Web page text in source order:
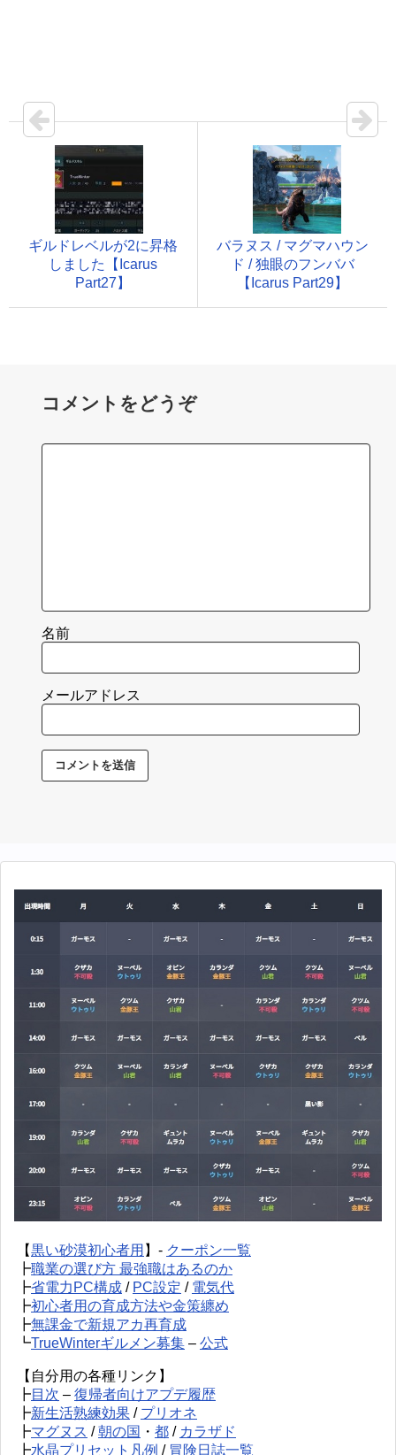
ギルドレベルが2に昇格
しました【Icarus
Part27】
バラヌス / マグマハウン
ド / 独眼のフンババ
【Icarus Part29】
コメントをどうぞ
名前
メールアドレス
【黒い砂漠初心者用 】- クーポン一覧
┣職業の選び方 最強職はあるのか
┣省電力PC構成 / PC設定 / 電気代
┣初心者用の育成方法や金策纏め
┣無課金で新規アカ再育成
┗TrueWinterギルメン募集 – 公式
【自分用の各種リンク】
┣目次 – 復帰者向けアプデ履歴
┣新生活熟練効果 / プリオネ
┣マグヌス /朝の国 ・ 都 / カラザド
┣水晶プリセット凡例 / 冒険日誌一覧